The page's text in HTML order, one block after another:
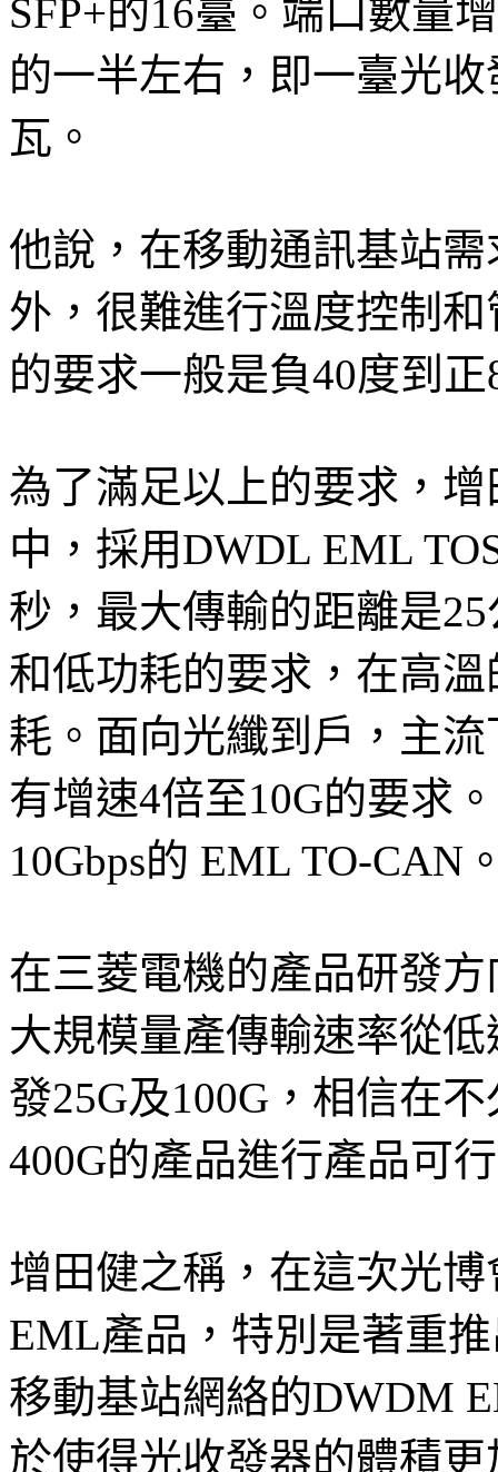
SFP+的16臺。端口數量
的一半左右，即一臺光
瓦。
他說，在移動通訊基站
外，很難進行溫度控制
的要求一般是負40度到
為了滿足以上的要求，
中，採用DWDL EML
秒，最大傳輸的距離是
和低功耗的要求，在高
耗。面向光纖到戶，主
有增速4倍至10G的要求
10Gbps的 EML TO-CAN
在三菱電機的產品研發
大規模量產傳輸速率從
發25G及100G，相信在
400G的產品進行產品可
增田健之稱，在這次光
EML產品，特別是著重
移動基站網絡的DWDM
於使得光收發器的體積